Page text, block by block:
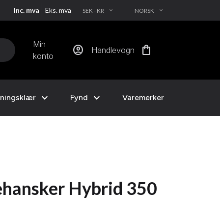
Inc. mva Eks. mva SEK - KR EXPAND_MORE NORSK EXPAND_MORE
Min
konto
account_circle Handlevogn shopping_bag
expand_more Fynd expand_more Varemerker
Hybrid 350